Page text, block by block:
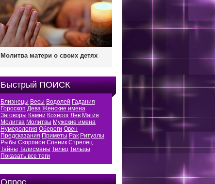
Молитва матери о своих детях
Быстрый ПОИСК
Близнецы Весы Водолей Гадания
Гороскоп Дева Женские имена
Заговоры Камни Козерог Лев Магия
Молитва Молитвы Мужские имена
Нумерология Обереги Овен
Предсказания Приметы Рак Ритуалы
Рыбы Скорпион Сонник Стрелец
Тайны Талисманы Телец Тельцы
Показать все теги
Опрос